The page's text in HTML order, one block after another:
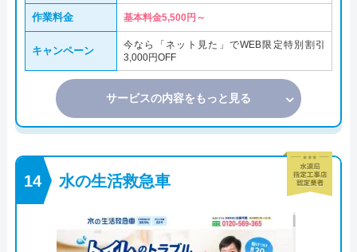
作業料金 基本料金5,500円～
キャンペーン
今なら「ネット見た」でWEB限定特別割引
3,000円OFF
サービスの内容をもっと見る
水の生活救急車